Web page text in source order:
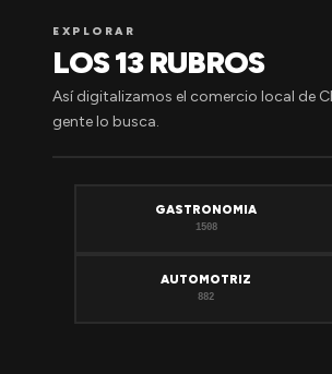
EXPLORAR
LOS 13 RUBROS
Así digitalizamos el comercio local de
gente lo busca.
GASTRONOMIA
1508
AUTOMOTRIZ
882